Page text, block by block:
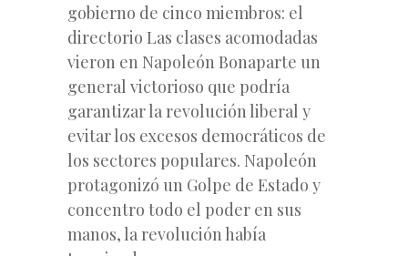
gobierno de cinco miembros: el
directorio Las clases acomodadas
vieron en Napoleón Bonaparte un
general victorioso que podría
garantizar la revolución liberal y
evitar los excesos democráticos de
los sectores populares. Napoleón
protagonizó un Golpe de Estado y
concentro todo el poder en sus
manos, la revolución había